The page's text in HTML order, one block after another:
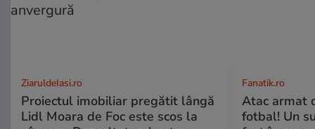
ZiaruldeIasi.ro
Proiectul imobiliar pregătit lângă
Lidl Moara de Foc este scos la
Fanatik.ro
Atac armat
fotbal! Un